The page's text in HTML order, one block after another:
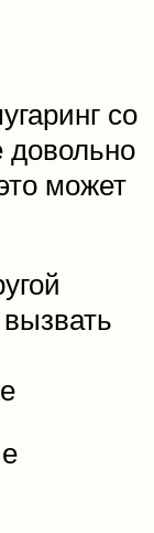
со
может